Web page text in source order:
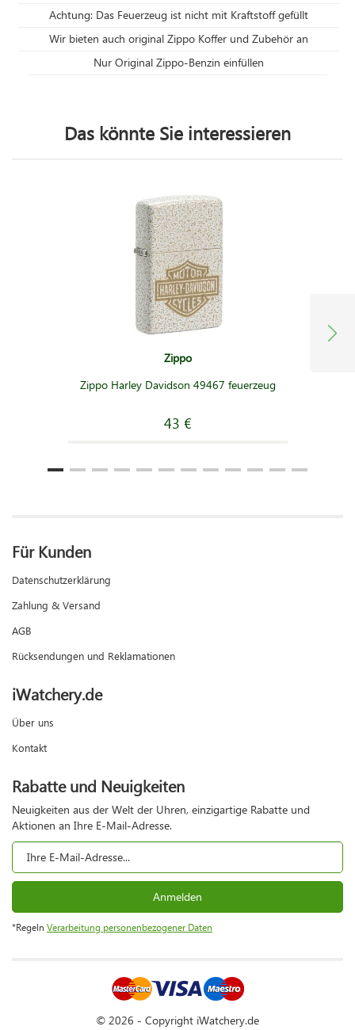
Achtung: Das Feuerzeug ist nicht mit Kraftstoff gefüllt
Wir bieten auch original Zippo Koffer und Zubehör an
Nur Original Zippo-Benzin einfüllen
Das könnte Sie interessieren
Zippo
Zippo Harley Davidson 49467 feuerzeug
43 €
Für Kunden
Datenschutzerklärung
Zahlung & Versand
AGB
Rücksendungen und Reklamationen
iWatchery.de
Über uns
Kontakt
Rabatte und Neuigkeiten
Neuigkeiten aus der Welt der Uhren, einzigartige Rabatte und
Aktionen an Ihre E-Mail-Adresse.
Anmelden
*Regeln Verarbeitung personenbezogener Daten
© 2026 - Copyright iWatchery.de